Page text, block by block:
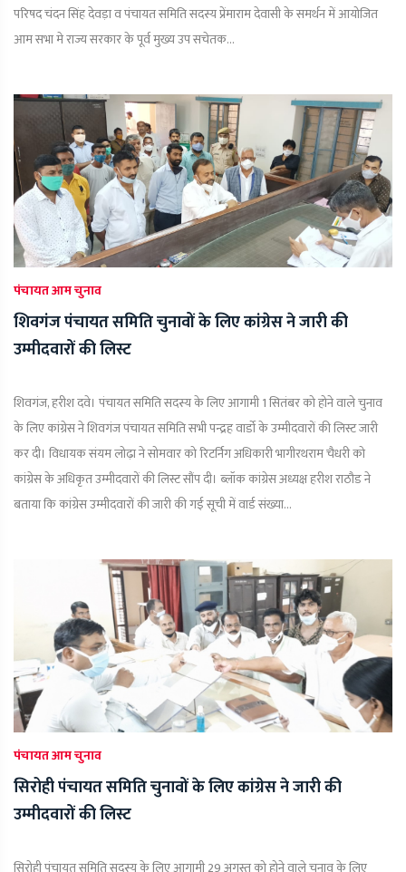
परिषद चंदन सिंह देवड़ा व पंचायत समिति सदस्य प्रेंमाराम देवासी के समर्थन में आयोजित
आम सभा मे राज्य सरकार के पूर्व मुख्य उप सचेतक...
पंचायत आम चुनाव
शिवगंज पंचायत समिति चुनावों के लिए कांग्रेस ने जारी की
उम्मीदवारों की लिस्ट
शिवगंज, हरीश दवे। पंचायत समिति सदस्य के लिए आगामी 1 सितंबर को होने वाले चुनाव
के लिए कांग्रेस ने शिवगंज पंचायत समिति सभी पन्द्रह वार्डाे के उम्मीदवारों की लिस्ट जारी
कर दी। विधायक संयम लोढ़ा ने सोमवार को रिटर्निग अधिकारी भागीरथराम चैधरी को
कांग्रेस के अधिकृत उम्मीदवारों की लिस्ट सौंप दी। ब्लॉक कांग्रेस अध्यक्ष हरीश राठौड ने
बताया कि कांग्रेस उम्मीदवारों की जारी की गई सूची में वार्ड संख्या...
पंचायत आम चुनाव
सिरोही पंचायत समिति चुनावों के लिए कांग्रेस ने जारी की
उम्मीदवारों की लिस्ट